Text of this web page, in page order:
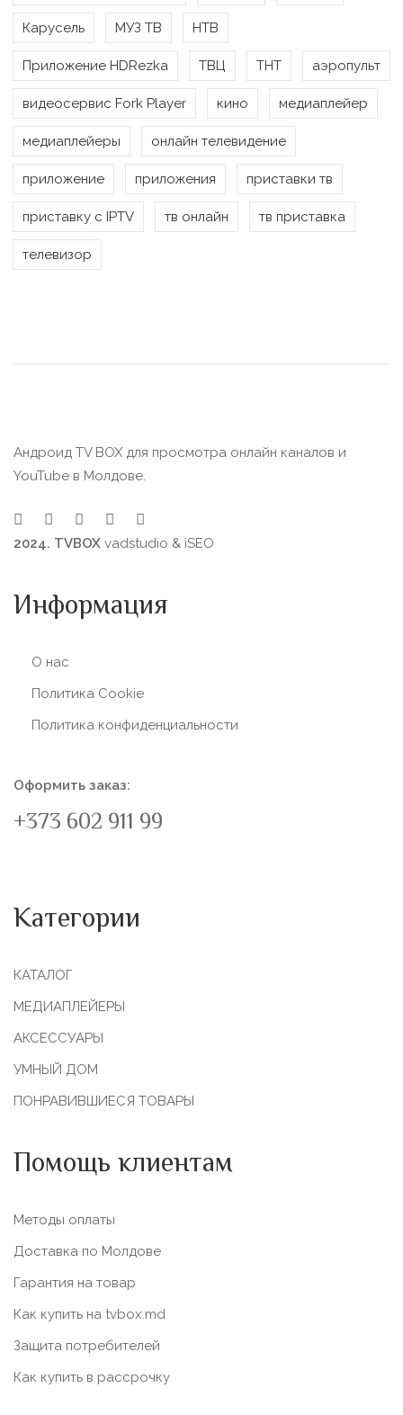
Карусель МУЗ ТВ НТВ
Приложение HDRezka ТВЦ ТНТ аэропульт
видеосервис Fork Player кино медиаплейер
медиаплейеры онлайн телевидение
приложение приложения приставки тв
приставку с IPTV тв онлайн тв приставка
телевизор
Андроид TV BOX для просмотра онлайн каналов и
YouTube в Молдове.
2024. TVBOX vadstudio & iSEO
Информация
О нас
Политика Сookie
Политика конфиденциальности
Оформить заказ:
+373 602 911 99
Категории
КАТАЛОГ
МЕДИАПЛЕЙЕРЫ
АКСЕССУАРЫ
УМНЫЙ ДОМ
ПОНРАВИВШИЕСЯ ТОВАРЫ
Помощь клиентам
Методы оплаты
Доставка по Молдове
Гарантия на товар
Как купить на tvbox.md
Защита потребителей
Как купить в рассрочку